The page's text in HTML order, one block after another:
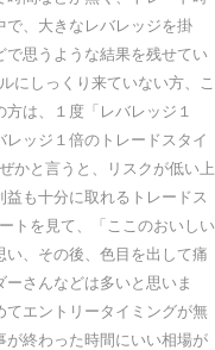
、大きなレバレッジを掛
思うような結果を残せてい
にしっくり来ていない方、こ
は、１度「レバレッジ１
ッジ１倍のトレードスタイ
かと言うと、リスクが低い上
も十分に取れるトレードス
トを見て、「ここのおいしい
、その後、色目を出して痛
さんなどは多いと思いま
エントリータイミングが無
終わった時間にいい相場が